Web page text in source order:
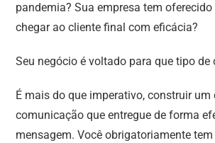
pandemia? Sua empresa tem
chegar ao cliente final com eficácia?
Seu negócio é voltado para que tipo de
É mais do que imperativo, construir um
comunicação que entregue de forma
mensagem. Você obrigatoriamente